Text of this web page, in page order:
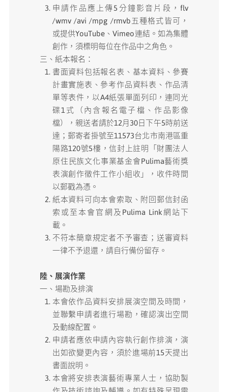
申請作品應上傳5分鐘影音片段，flv
/wmv /avi /mpg /rmvb五種格式皆可，
或提供YouTube、Vimeo連結。如為集體
創作，須標明每位在作品中之角色。
三、紙本報名：
書面資料包括報名表、基本資料、參賽
計畫實施表、參考作品資料表、作品清
單等表件，以A4紙張單面列印，連同光
碟1式（內含報名電子檔、作品影像
檔），親送者請於12月30日下午5時前送
達；郵寄者掛號至11573台北市南港區重
陽路120號5樓，信封上註明「財團法人
原住民族文化事業基金會Pulima藝術獎
表演創作徵件工作小組收」，收件時間
以郵戳為憑。
紙本資料可向本會索取、附回郵信封函
索或至本會官網及Pulima Link網站下
載。
不符本簡章規定者不予審查；送審資料
一律不予退還，請自行備份留存。
陸、展演作業
一、場勘及排演
本會依作品資料安排展演空間及時間，
並聯繫申請者進行場勘，確認演出空間
及動線配置。
申請者應依申請內容執行創作排演，演
出如欲變更內容，須於進場前15天提出
書面說明。
本會將安排表演藝術專業人士，協助製